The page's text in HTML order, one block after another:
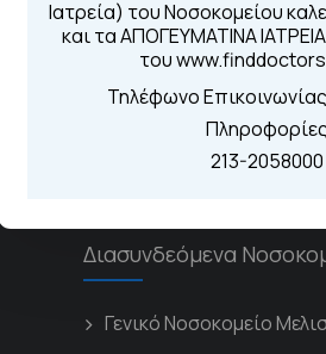
Ιατρεία) του Νοσοκομείου
και τα ΑΠΟΓΕΥΜΑΤΙΝΑ
του
Τηλέφωνο Επικοινωνίας
Πληροφορίες
213-2058000
Διασυνδεόμενα
Γενικό Νοσοκομείο